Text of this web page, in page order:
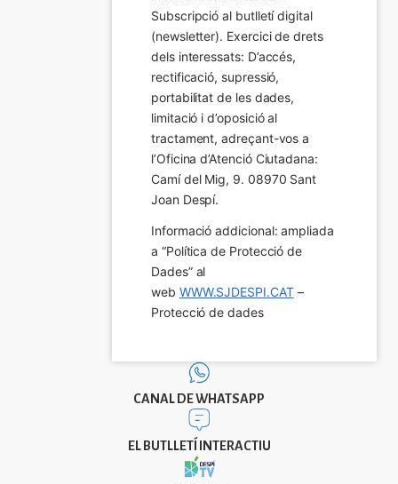
Subscripció al butlletí digital
(newsletter). Exercici de drets
dels interessats: D’accés,
rectificació, supressió,
portabilitat de les dades,
limitació i d’oposició al
tractament, adreçant-vos a
l’Oficina d’Atenció Ciutadana:
Camí del Mig, 9. 08970 Sant
Joan Despí.
Informació addicional: ampliada
a “Política de Protecció de
Dades” al
web WWW.SJDESPI.CAT –
Protecció de dades
CANAL DE WHATSAPP
EL BUTLLETÍ INTERACTIU